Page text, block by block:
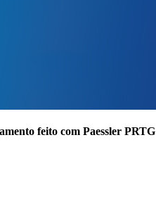
feito com Paessler PRTG